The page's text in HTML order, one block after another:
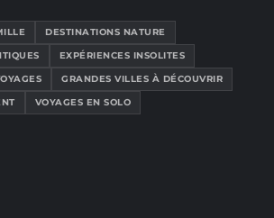
DESTINATIONS NATURE
EXPÉRIENCES INSOLITES
GRANDES VILLES À DÉCOUVRIR
VOYAGES EN SOLO